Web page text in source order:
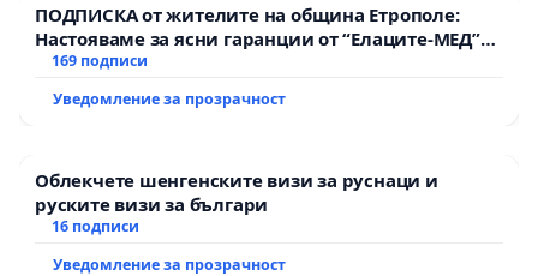
ПОДПИСКА от жителите на община Етрополе:
Настояваме за ясни гаранции от “Елаците-МЕД”
АД и от държавата, че ще се изпълнят всички
169 подписи
Уведомление за прозрачност
Облекчете шенгенските визи за руснаци и
руските визи за българи
16 подписи
Уведомление за прозрачност